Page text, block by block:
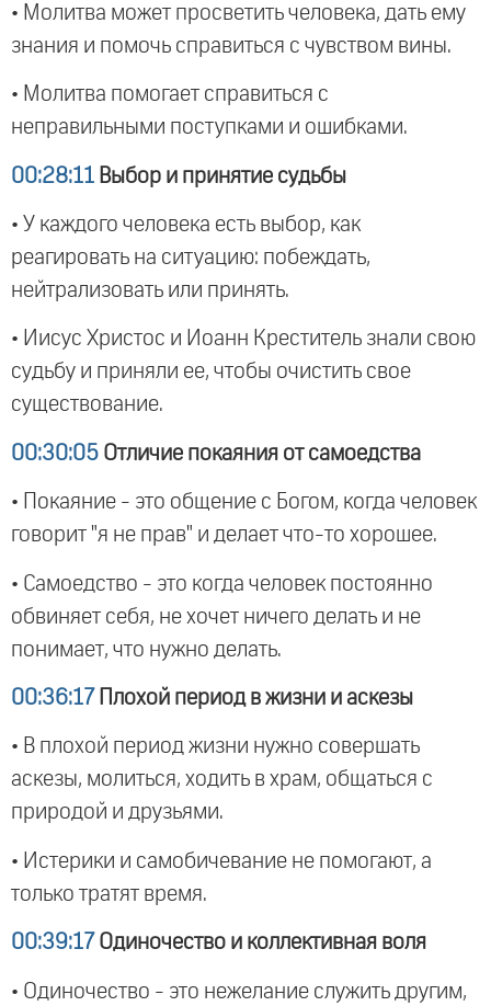
• Молитва может просветить человека, дать ему
знания и помочь справиться с чувством вины.
• Молитва помогает справиться с
неправильными поступками и ошибками.
00:28:11 Выбор и принятие судьбы
• У каждого человека есть выбор, как
реагировать на ситуацию: побеждать,
нейтрализовать или принять.
• Иисус Христос и Иоанн Креститель знали свою
судьбу и приняли ее, чтобы очистить свое
существование.
00:30:05 Отличие покаяния от самоедства
• Покаяние - это общение с Богом, когда человек
говорит "я не прав" и делает что-то хорошее.
• Самоедство - это когда человек постоянно
обвиняет себя, не хочет ничего делать и не
понимает, что нужно делать.
00:36:17 Плохой период в жизни и аскезы
• В плохой период жизни нужно совершать
аскезы, молиться, ходить в храм, общаться с
природой и друзьями.
• Истерики и самобичевание не помогают, а
только тратят время.
00:39:17 Одиночество и коллективная воля
• Одиночество - это нежелание служить другим,